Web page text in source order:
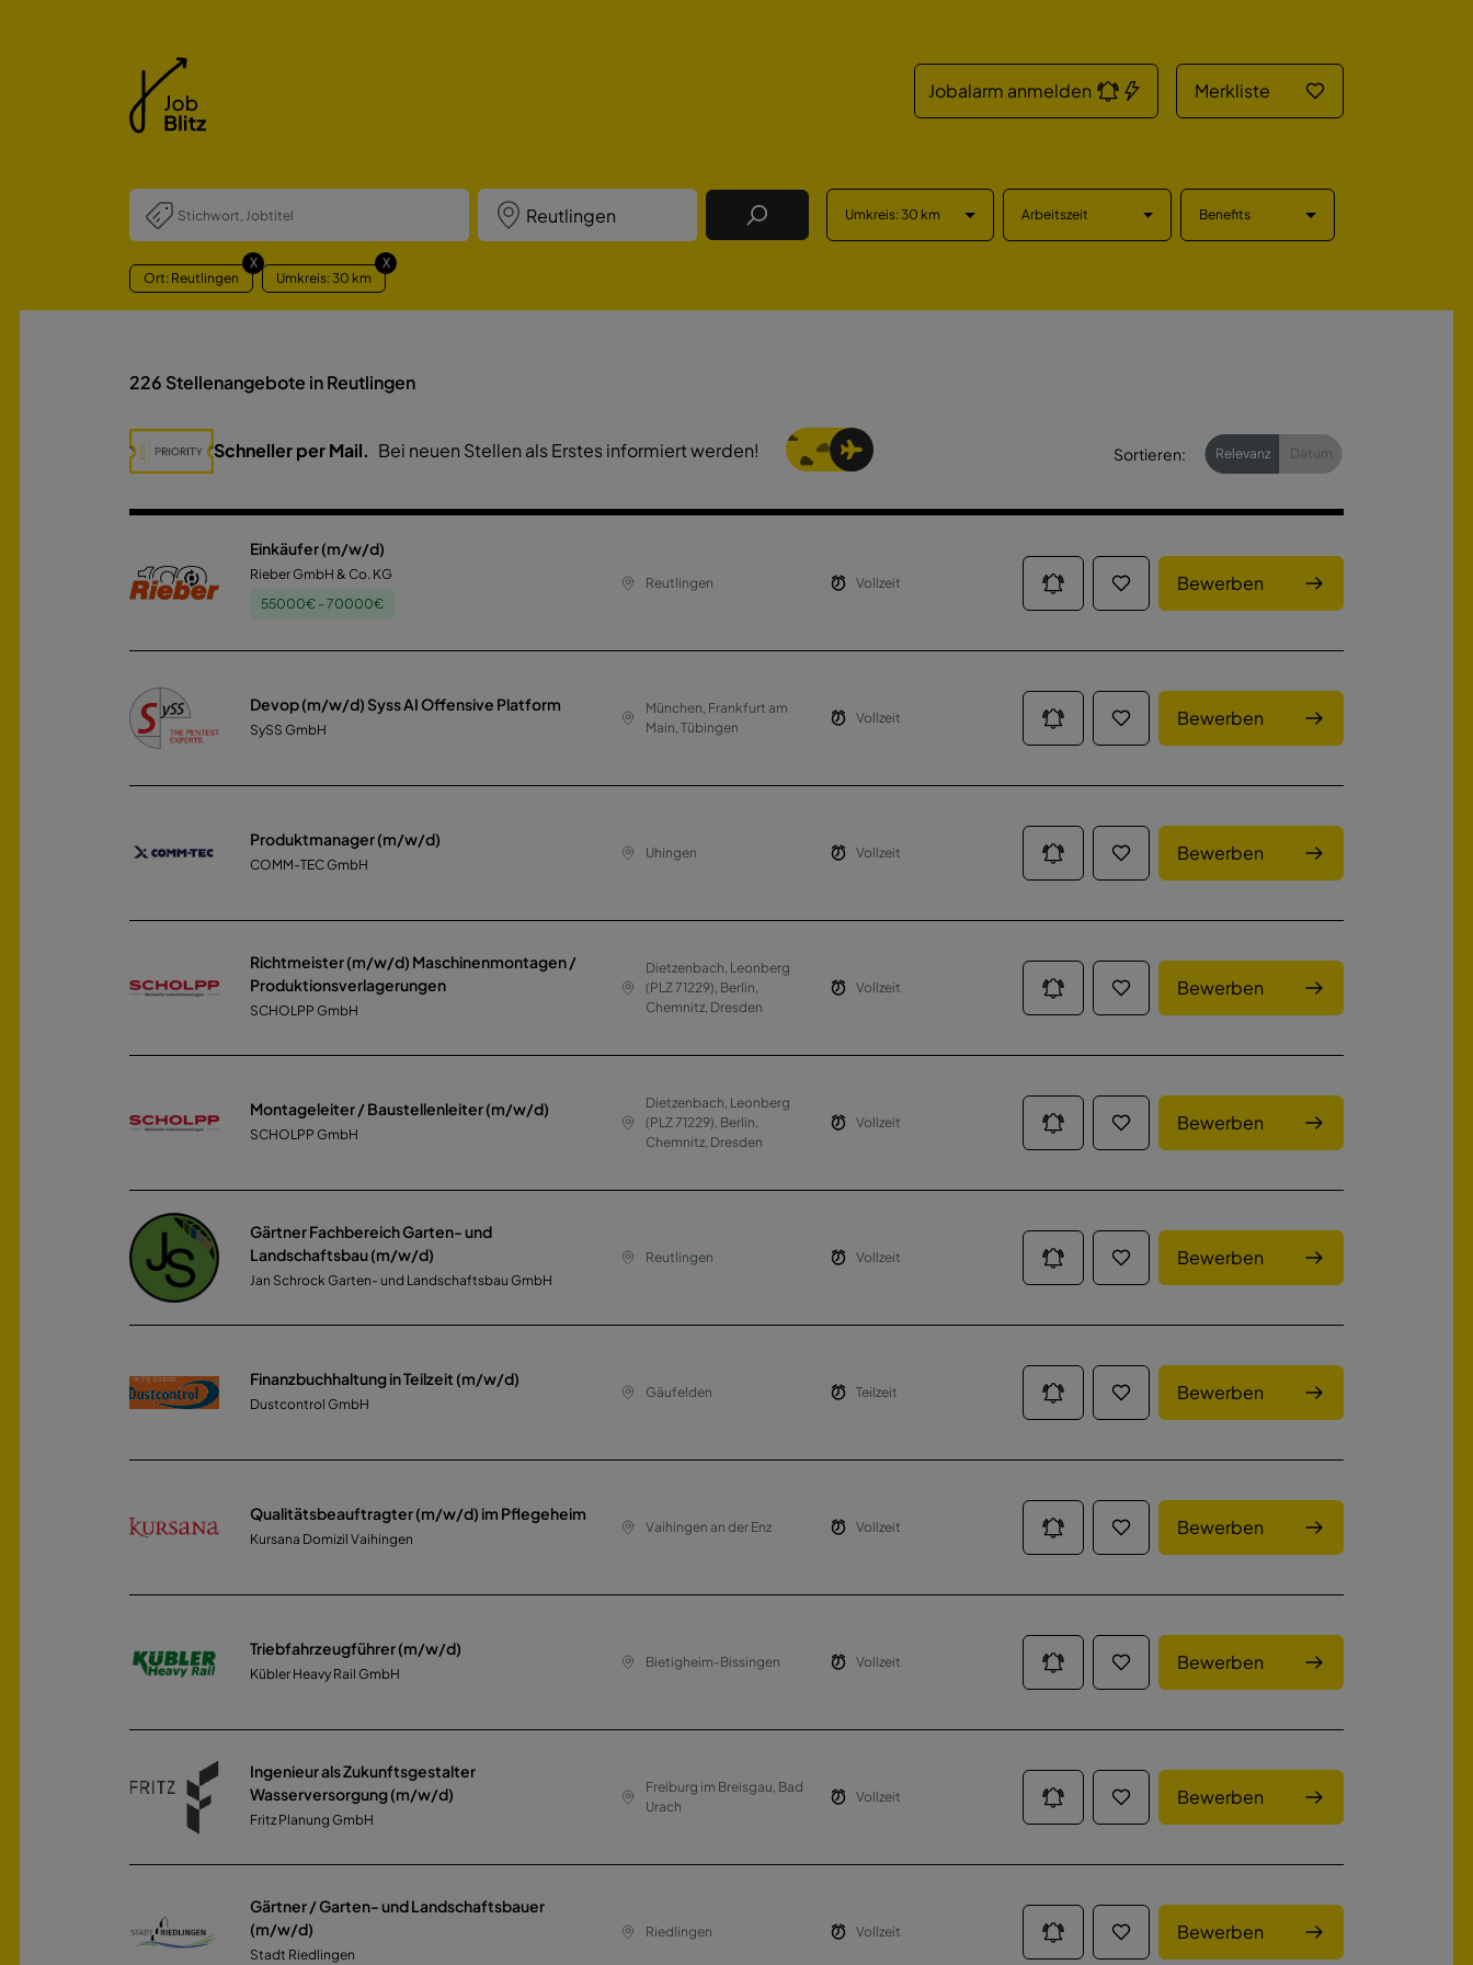
Jobalarm anmelden Merkliste
Job Finden Umkreis: 30 km Arbeitszeit Benefits
Ort: Reutlingen
X
Umkreis: 30 km
X
226 Stellenangebote in Reutlingen
Schneller per Mail. Bei neuen Stellen als Erstes informiert werden! Sortieren: Relevanz Datum
Einkäufer (m/w/d)
Rieber GmbH & Co. KG
55000€ - 70000€
Reutlingen Vollzeit Bewerben
Devop (m/w/d) Syss AI Offensive Platform
SySS GmbH
München, Frankfurt am
Main, Tübingen
Vollzeit Bewerben
Produktmanager (m/w/d)
COMM-TEC GmbH
Uhingen Vollzeit Bewerben
Richtmeister (m/w/d) Maschinenmontagen /
Produktionsverlagerungen
SCHOLPP GmbH
Dietzenbach, Leonberg
(PLZ 71229), Berlin,
Chemnitz, Dresden
Vollzeit Bewerben
Montageleiter / Baustellenleiter (m/w/d)
SCHOLPP GmbH
Dietzenbach, Leonberg
(PLZ 71229), Berlin,
Chemnitz, Dresden
Vollzeit Bewerben
Gärtner Fachbereich Garten- und
Landschaftsbau (m/w/d)
Jan Schrock Garten- und Landschaftsbau GmbH
Reutlingen Vollzeit Bewerben
Finanzbuchhaltung in Teilzeit (m/w/d)
Dustcontrol GmbH
Gäufelden Teilzeit Bewerben
Qualitätsbeauftragter (m/w/d) im Pflegeheim
Kursana Domizil Vaihingen
Vaihingen an der Enz Vollzeit Bewerben
Triebfahrzeugführer (m/w/d)
Kübler Heavy Rail GmbH
Bietigheim-Bissingen Vollzeit Bewerben
Ingenieur als Zukunftsgestalter
Wasserversorgung (m/w/d)
Fritz Planung GmbH
Freiburg im Breisgau, Bad
Urach
Vollzeit Bewerben
Gärtner / Garten- und Landschaftsbauer
(m/w/d)
Stadt Riedlingen
Riedlingen Vollzeit Bewerben